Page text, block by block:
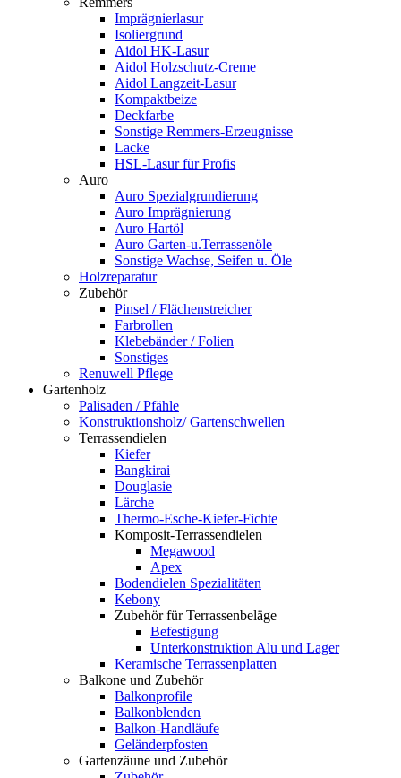
Imprägnierlasur
Isoliergrund
Aidol HK-Lasur
Aidol Holzschutz-Creme
Aidol Langzeit-Lasur
Kompaktbeize
Deckfarbe
Sonstige Remmers-Erzeugnisse
Lacke
HSL-Lasur für Profis
Auro
Auro Spezialgrundierung
Auro Imprägnierung
Auro Hartöl
Auro Garten-u.Terrassenöle
Sonstige Wachse, Seifen u. Öle
Holzreparatur
Zubehör
Pinsel / Flächenstreicher
Farbrollen
Klebebänder / Folien
Sonstiges
Renuwell Pflege
Gartenholz
Palisaden / Pfähle
Konstruktionsholz/ Gartenschwellen
Terrassendielen
Kiefer
Bangkirai
Douglasie
Lärche
Thermo-Esche-Kiefer-Fichte
Komposit-Terrassendielen
Megawood
Apex
Bodendielen Spezialitäten
Kebony
Zubehör für Terrassenbeläge
Befestigung
Unterkonstruktion Alu und Lager
Keramische Terrassenplatten
Balkone und Zubehör
Balkonprofile
Balkonblenden
Balkon-Handläufe
Geländerpfosten
Gartenzäune und Zubehör